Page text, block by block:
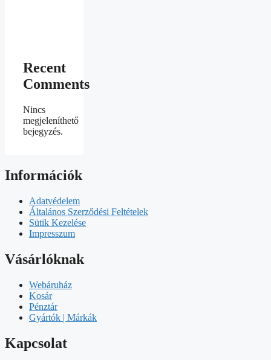
Recent
Comments
Nincs
megjeleníthető
bejegyzés.
Információk
Adatvédelem
Általános Szerződési Feltételek
Sütik Kezelése
Impresszum
Vásárlóknak
Webáruház
Kosár
Pénztár
Gyártók | Márkák
Kapcsolat